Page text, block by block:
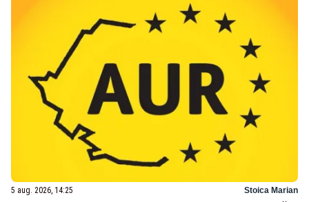
5 aug. 2026, 14:25 Stoica Marian